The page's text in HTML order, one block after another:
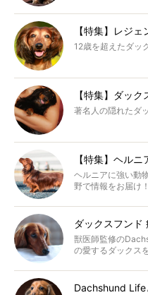
【特集】レジ
12歳を超えたダッ
【特集】ダック
著名人の隠れたダ
【特集】ヘルニ
ヘルニアに強い動
野で情報をお届け！
ダックスフンド
獣医師監修の
の愛するダックス
Dachshund Life